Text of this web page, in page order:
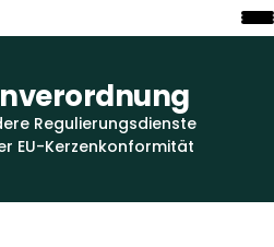
Regulierungsdienste
EU-Kerzenkonformität